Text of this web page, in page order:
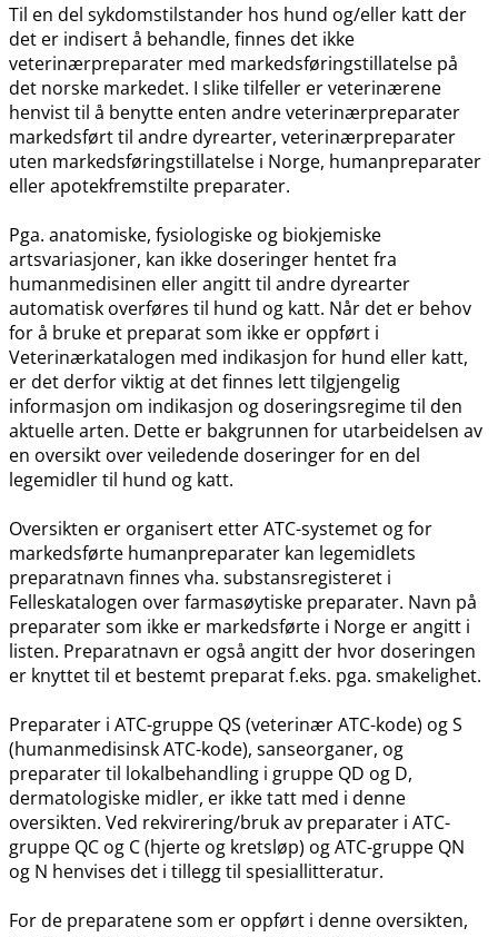
Til en del sykdomstilstander hos hund og​/​eller katt der
det er indisert å behandle, finnes det ikke
veterinærpreparater med markedsføringstillatelse på
det norske markedet. I slike tilfeller er veterinærene
henvist til å benytte enten andre veterinærpreparater
markedsført til andre dyrearter, veterinærpreparater
uten markedsføringstillatelse i Norge, humanpreparater
eller apotekfremstilte preparater.
Pga. anatomiske, fysiologiske og biokjemiske
artsvariasjoner, kan ikke doseringer hentet fra
humanmedisinen eller angitt til andre dyrearter
automatisk overføres til hund og katt. Når det er behov
for å bruke et preparat som ikke er oppført i
Veterinærkatalogen med indikasjon for hund eller katt,
er det derfor viktig at det finnes lett tilgjengelig
informasjon om indikasjon og doseringsregime til den
aktuelle arten. Dette er bakgrunnen for utarbeidelsen av
en oversikt over veiledende doseringer for en del
legemidler til hund og katt.
Oversikten er organisert etter ATC-systemet og for
markedsførte humanpreparater kan legemidlets
preparatnavn finnes vha. substansregisteret i
Felleskatalogen over farmasøytiske preparater. Navn på
preparater som ikke er markedsførte i Norge er angitt i
listen. Preparatnavn er også angitt der hvor doseringen
er knyttet til et bestemt preparat f.eks. pga. smakelighet.
Preparater i ATC-gruppe QS (veterinær ATC-kode) og S
(humanmedisinsk ATC-kode), sanseorganer, og
preparater til lokalbehandling i gruppe QD og D,
dermatologiske midler, er ikke tatt med i denne
oversikten. Ved rekvirering​/​bruk av preparater i ATC-
gruppe QC og C (hjerte og kretsløp) og ATC-gruppe QN
og N henvises det i tillegg til spesiallitteratur.
For de preparatene som er oppført i denne oversikten,